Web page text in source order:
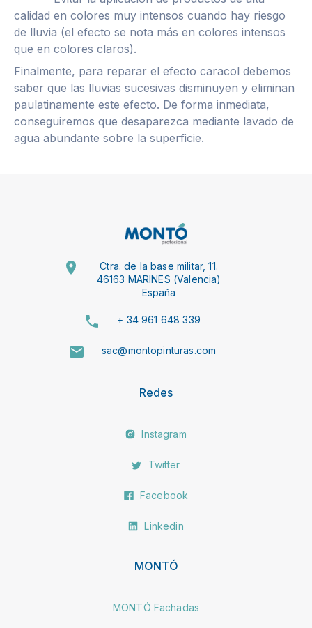
calidad en colores muy intensos cuando hay riesgo
de lluvia (el efecto se nota más en colores intensos
que en colores claros).
Finalmente, para reparar el efecto caracol debemos
saber que las lluvias sucesivas disminuyen y eliminan
paulatinamente este efecto. De forma inmediata,
conseguiremos que desaparezca mediante lavado de
agua abundante sobre la superficie.
Ctra. de la base militar, 11.
46163 MARINES (Valencia)
España
+ 34 961 648 339
sac@montopinturas.com
Redes
Instagram
Twitter
Facebook
Linkedin
MONTÓ
MONTÓ Fachadas